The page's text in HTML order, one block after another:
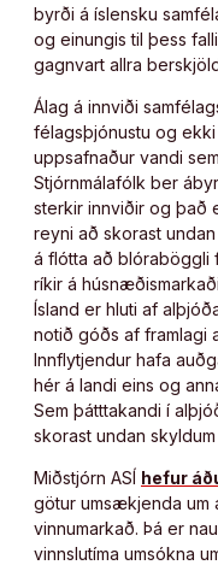
byrði á íslensku
og einungis til þess
gagnvart allra
Álag á innviði
félagsþjónustu og
uppsafnaður vandi
Stjórnmálafólk ber
sterkir innviðir og það
reyni að skorast
á flótta að blóraböggli
ríkir á
Ísland er hluti af
notið góðs af framlagi
Innflytjendur hafa
hér á landi eins og
Sem þátttakandi í
skorast undan
Miðstjórn ASÍ hefur
götur umsækjenda um
vinnumarkað. Þá er
vinnslutíma umsókna